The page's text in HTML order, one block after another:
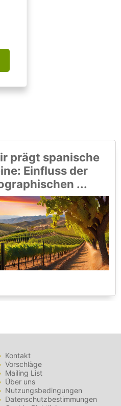
prägt spanische
Einfluss der
...
Kontakt
Vorschläge
Mailing List
Über uns
Nutzungsbedingungen
Datenschutzbestimmungen